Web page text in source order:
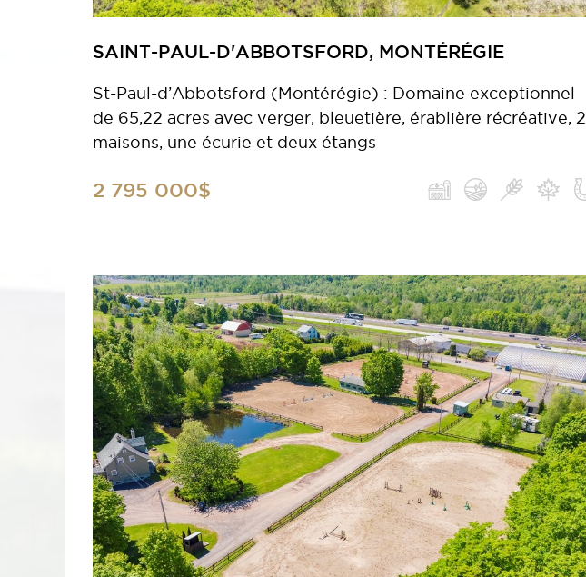
SAINT-PAUL-D'ABBOTSFORD, MONTÉRÉGIE
St-Paul-d’Abbotsford (Montérégie) : Domaine exceptionnel
de 65,22 acres avec verger, bleuetière, érablière récréative, 2
maisons, une écurie et deux étangs
2 795 000$